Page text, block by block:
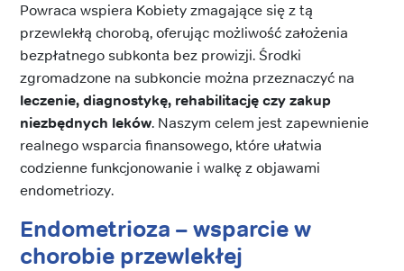
Powraca wspiera Kobiety zmagające się z tą
przewlekłą chorobą, oferując możliwość założenia
bezpłatnego subkonta bez prowizji. Środki
zgromadzone na subkoncie można przeznaczyć na
leczenie, diagnostykę, rehabilitację czy zakup
niezbędnych leków. Naszym celem jest zapewnienie
realnego wsparcia finansowego, które ułatwia
codzienne funkcjonowanie i walkę z objawami
endometriozy.
Endometrioza – wsparcie w
chorobie przewlekłej